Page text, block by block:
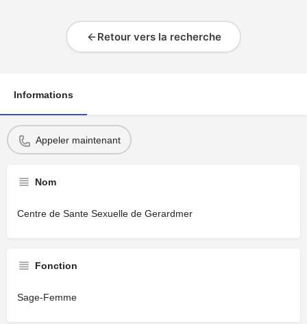
Retour vers la recherche
Informations
Appeler maintenant
Nom
Centre de Sante Sexuelle de Gerardmer
Fonction
Sage-Femme